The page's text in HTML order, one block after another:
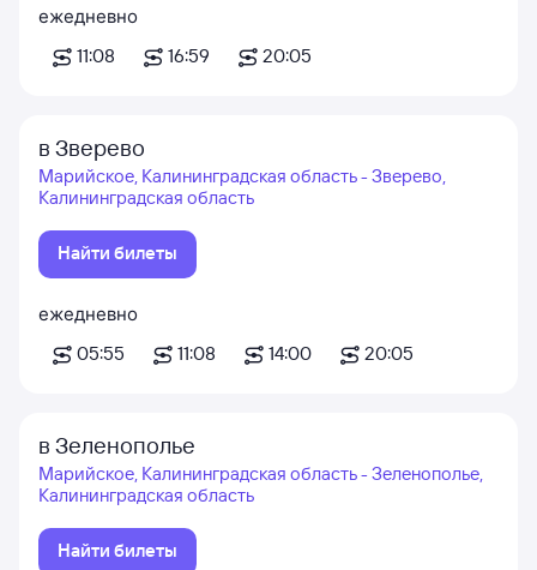
ежедневно
11:08
16:59 20:05
в Зверево
Марийское, Калининградская область - Зверево,
Калининградская область
Найти билеты
ежедневно
05:55
11:08 14:00 20:05
в Зеленополье
Марийское, Калининградская область - Зеленополье,
Калининградская область
Найти билеты